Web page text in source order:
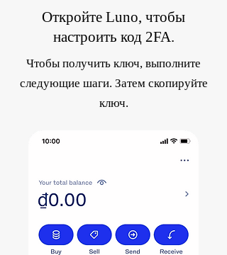
Откройте Luno, чтобы
настроить код 2FA.
Чтобы получить ключ, выполните
следующие шаги. Затем скопируйте
ключ.